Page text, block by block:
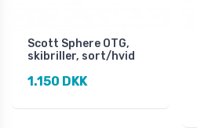
Scott Sphere OTG,
skibriller, sort/hvid
1.150 DKK